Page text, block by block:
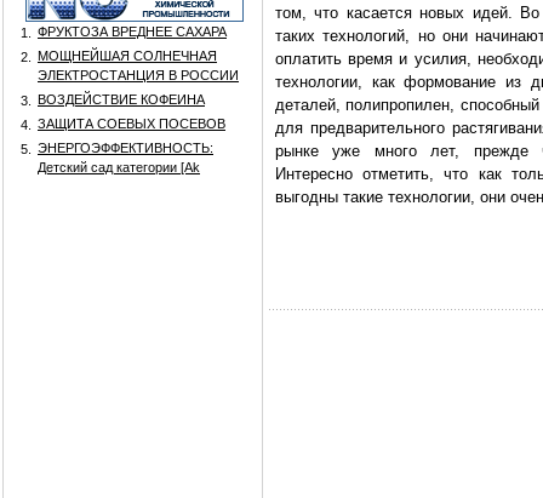
1.
ФРУКТОЗА ВРЕДНЕЕ САХАРА
2.
МОЩНЕЙШАЯ СОЛНЕЧНАЯ
ЭЛЕКТРОСТАНЦИЯ В РОССИИ
3.
ВОЗДЕЙСТВИЕ КОФЕИНА
4.
ЗАЩИТА СОЕВЫХ ПОСЕВОВ
5.
ЭНЕРГОЭФФЕКТИВНОСТЬ:
Детский сад категории [Аk
том, что касается новых идей.
таких технологий, но они
оплатить время и усилия,
технологии, как формование из
деталей, полипропилен,
для предварительного
рынке уже много лет, прежде
Интересно отметить, что как
выгодны такие технологии, они